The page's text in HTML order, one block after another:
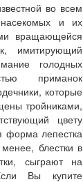
во всем
и их
вращающейся
имитирующий
голодных
приманок
которые
тройниками,
цвету
форма лепестка
блестки в
сыграют на
Вы купите